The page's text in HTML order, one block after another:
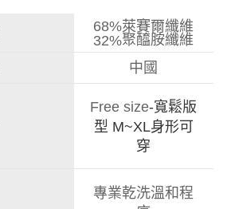
68%萊賽爾纖維
32%聚醯胺纖維
中國
Free size-寬鬆版
型 M~XL身形可
穿
專業乾洗溫和程